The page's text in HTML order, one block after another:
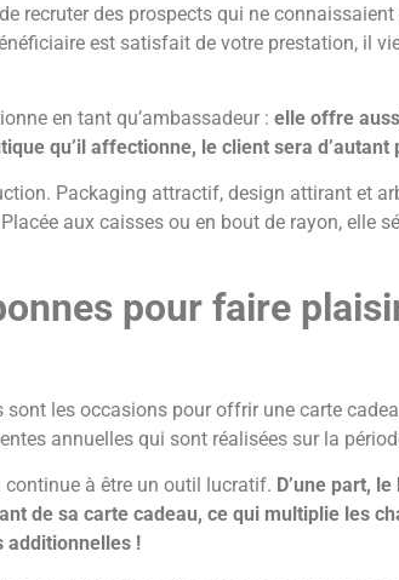
recruter des prospects qui ne
est satisfait de votre prestation, il
en tant qu’ambassadeur : elle offre
qu’il affectionne, le client sera
Packaging attractif, design attirant et
aux caisses ou en bout de rayon, elle
pour faire
les occasions pour offrir une carte
annuelles qui sont réalisées sur la
continue à être un outil lucratif. D’une part,
de sa carte cadeau, ce qui multiplie les
additionnelles !